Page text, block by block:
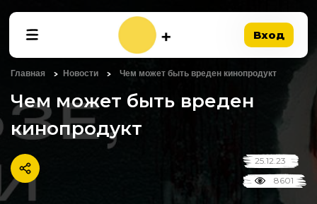
Вход
Главная Новости Чем может быть вреден кинопродукт
Чем может быть вреден
кинопродукт
25.12.23
8601